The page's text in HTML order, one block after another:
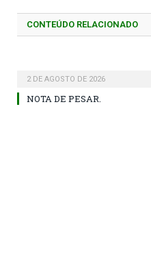
CONTEÚDO RELACIONADO
2 DE AGOSTO DE 2026
NOTA DE PESAR.